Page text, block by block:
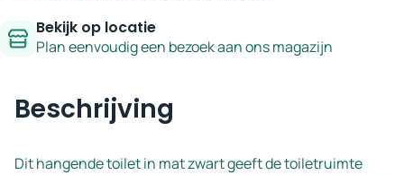
Bekijk op locatie
Plan eenvoudig een bezoek aan ons magazijn
Beschrijving
Dit hangende toilet in mat zwart geeft de toiletruimte